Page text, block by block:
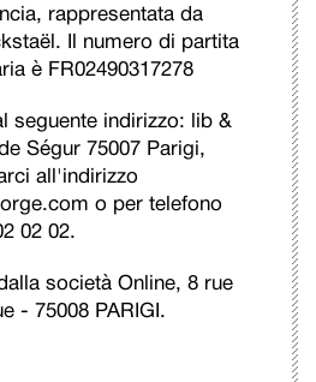
rappresentata da
Il numero di partita
è FR02490317278
seguente indirizzo: lib &
Ségur 75007 Parigi,
all'indirizzo
o per telefono
02 02.
società Online, 8 rue
- 75008 PARIGI.